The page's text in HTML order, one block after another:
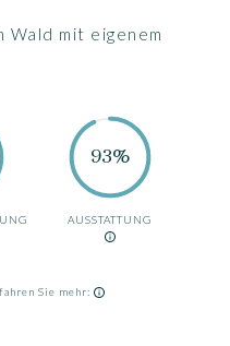
mit eigenem
93%
AUSSTATTUNG
Sie mehr: